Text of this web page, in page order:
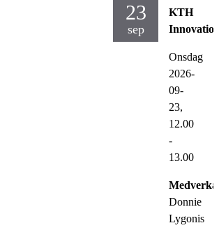
23
sep
KTH
Onsdag
2026-
09-
23,
12.00
-
13.00
Donnie
Lygonis